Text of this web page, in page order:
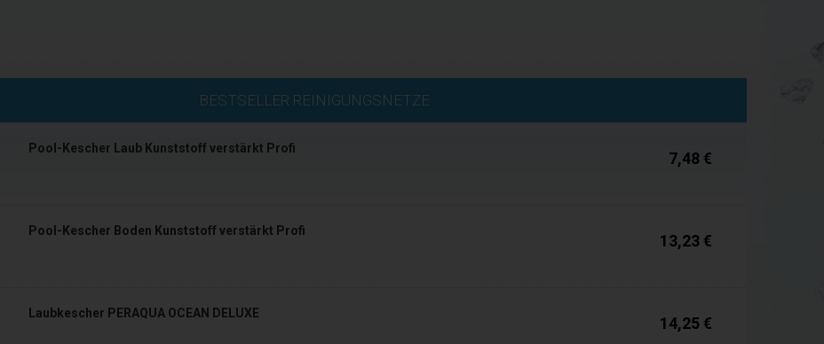
BESTSELLER REINIGUNGSNETZE
Pool-Kescher Laub Kunststoff verstärkt Profi
7,48 €
Pool-Kescher Boden Kunststoff verstärkt Profi
13,23 €
Laubkescher PERAQUA OCEAN DELUXE
14,25 €